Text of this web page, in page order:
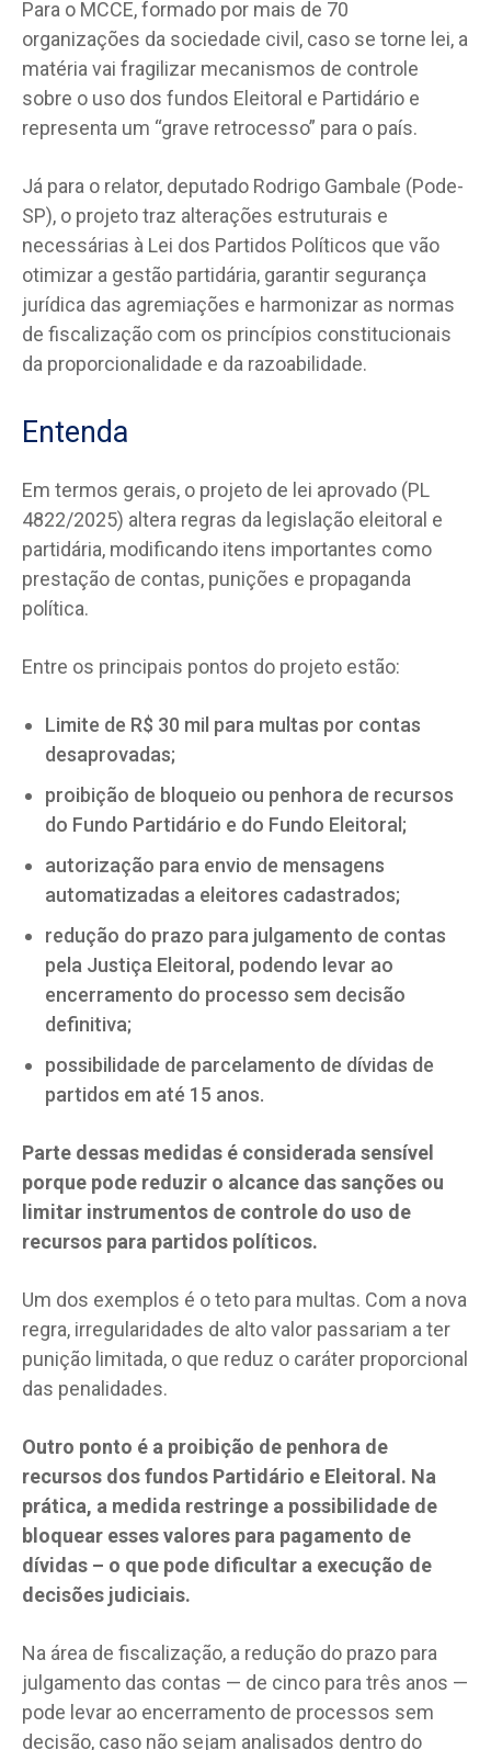
Para o MCCE, formado por mais de 70
organizações da sociedade civil, caso se torne lei, a
matéria vai fragilizar mecanismos de controle
sobre o uso dos fundos Eleitoral e Partidário e
representa um “grave retrocesso” para o país.
Já para o relator, deputado Rodrigo Gambale (Pode-
SP), o projeto traz alterações estruturais e
necessárias à Lei dos Partidos Políticos que vão
otimizar a gestão partidária, garantir segurança
jurídica das agremiações e harmonizar as normas
de fiscalização com os princípios constitucionais
da proporcionalidade e da razoabilidade.
Entenda
Em termos gerais, o projeto de lei aprovado (PL
4822/2025) altera regras da legislação eleitoral e
partidária, modificando itens importantes como
prestação de contas, punições e propaganda
política.
Entre os principais pontos do projeto estão:
Limite de R$ 30 mil para multas por contas
desaprovadas;
proibição de bloqueio ou penhora de recursos
do Fundo Partidário e do Fundo Eleitoral;
autorização para envio de mensagens
automatizadas a eleitores cadastrados;
redução do prazo para julgamento de contas
pela Justiça Eleitoral, podendo levar ao
encerramento do processo sem decisão
definitiva;
possibilidade de parcelamento de dívidas de
partidos em até 15 anos.
Parte dessas medidas é considerada sensível
porque pode reduzir o alcance das sanções ou
limitar instrumentos de controle do uso de
recursos para partidos políticos.
Um dos exemplos é o teto para multas. Com a nova
regra, irregularidades de alto valor passariam a ter
punição limitada, o que reduz o caráter proporcional
das penalidades.
Outro ponto é a proibição de penhora de
recursos dos fundos Partidário e Eleitoral. Na
prática, a medida restringe a possibilidade de
bloquear esses valores para pagamento de
dívidas – o que pode dificultar a execução de
decisões judiciais.
Na área de fiscalização, a redução do prazo para
julgamento das contas — de cinco para três anos —
pode levar ao encerramento de processos sem
decisão, caso não sejam analisados dentro do